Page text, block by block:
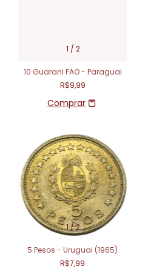
1 / 2
10 Guarani FAO - Paraguai
R$9,99
1/2
5 Pesos - Uruguai (1965)
R$7,99